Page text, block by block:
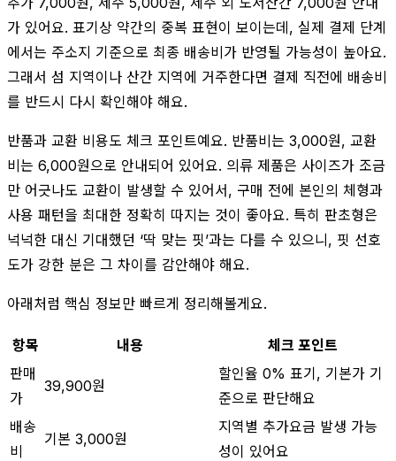
가 있어요. 표기상 약간의 중복 표현이 보이는데, 실제 결제 단계
에서는 주소지 기준으로 최종 배송비가 반영될 가능성이 높아요.
그래서 섬 지역이나 산간 지역에 거주한다면 결제 직전에 배송비
를 반드시 다시 확인해야 해요.
반품과 교환 비용도 체크 포인트예요. 반품비는 3,000원, 교환
비는 6,000원으로 안내되어 있어요. 의류 제품은 사이즈가 조금
만 어긋나도 교환이 발생할 수 있어서, 구매 전에 본인의 체형과
사용 패턴을 최대한 정확히 따지는 것이 좋아요. 특히 판초형은
넉넉한 대신 기대했던 ‘딱 맞는 핏’과는 다를 수 있으니, 핏 선호
도가 강한 분은 그 차이를 감안해야 해요.
아래처럼 핵심 정보만 빠르게 정리해볼게요.
항목 내용
체크 포인트
판매
가
39,900원
할인율 0% 표기, 기본가 기
준으로 판단해요
배송
비
기본 3,000원
지역별 추가요금 발생 가능
성이 있어요